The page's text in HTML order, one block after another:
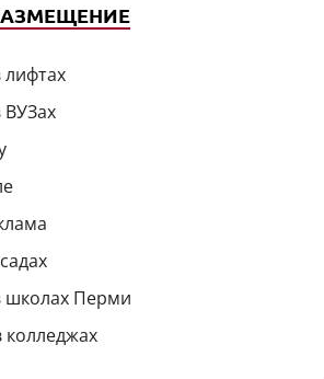
лифтах
ВУЗах
школах Перми
колледжах